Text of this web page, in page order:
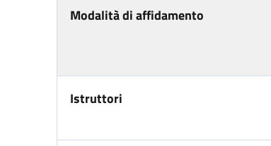
Modalità di affidamento
Istruttori